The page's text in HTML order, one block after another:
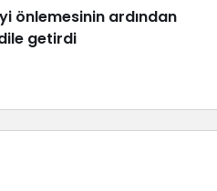
önlemesinin ardından
getirdi